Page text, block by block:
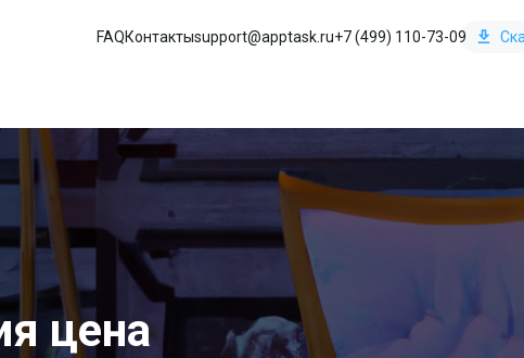
FAQКонтактыsupport@apptask.ru+7 (499) 110-73-09
цена